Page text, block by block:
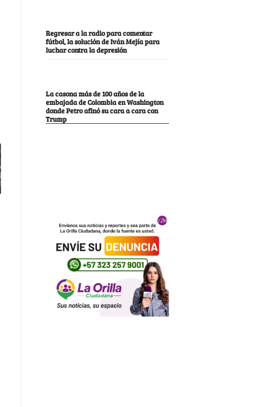
Regresar a la radio para comentar
fútbol, la solución de Iván Mejía para
luchar contra la depresión
La casona más de 100 años de la
embajada de Colombia en Washington
donde Petro afinó su cara a cara con
Trump